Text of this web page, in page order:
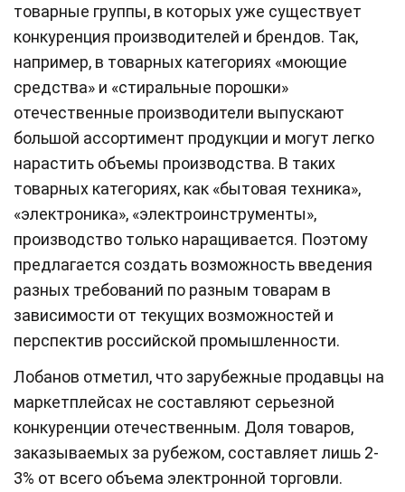
товарные группы, в которых уже существует
конкуренция производителей и брендов. Так,
например, в товарных категориях «моющие
средства» и «стиральные порошки»
отечественные производители выпускают
большой ассортимент продукции и могут легко
нарастить объемы производства. В таких
товарных категориях, как «бытовая техника»,
«электроника», «электроинструменты»,
производство только наращивается. Поэтому
предлагается создать возможность введения
разных требований по разным товарам в
зависимости от текущих возможностей и
перспектив российской промышленности.
Лобанов отметил, что зарубежные продавцы на
маркетплейсах не составляют серьезной
конкуренции отечественным. Доля товаров,
заказываемых за рубежом, составляет лишь 2-
3% от всего объема электронной торговли.